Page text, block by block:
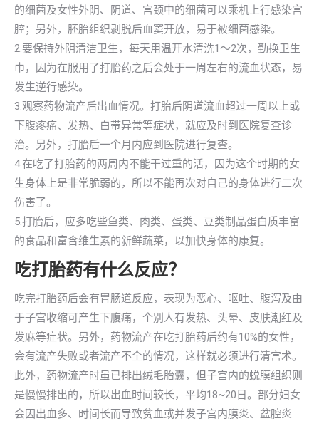
的细菌及女性外阴、阴道、宫颈中的细菌可以乘机上行感染宫
腔；另外，胚胎组织剥脱后血窦开放，易于被细菌感染。
2.要保持外阴清洁卫生，每天用温开水清洗1～2次，勤换卫生
巾，因为在服用了打胎药之后会处于一周左右的流血状态，易
发生逆行感染。
3.观察药物流产后出血情况。打胎后阴道流血超过一周以上或
下腹疼痛、发热、白带异常等症状，就应及时到医院复查诊
治。另外，打胎后一个月内应到医院进行复查。
4.在吃了打胎药的两周内不能干过重的活，因为这个时期的女
生身体上是非常脆弱的，所以不能再次对自己的身体进行二次
伤害了。
5.打胎后，应多吃些鱼类、肉类、蛋类、豆类制品蛋白质丰富
的食品和富含维生素的新鲜蔬菜，以加快身体的康复。
吃打胎药有什么反应？
吃完打胎药后会有胃肠道反应，表现为恶心、呕吐、腹泻及由
于子宫收缩可产生下腹痛，个别人有发热、头晕、皮肤潮红及
发麻等症状。另外，药物流产在吃打胎药后约有10%的女性，
会有流产失败或者流产不全的情况，这样就必须进行清宫术。
此外，药物流产时虽已排出绒毛胎囊，但子宫内的蜕膜组织则
是慢慢排出的，所以出血时间较长，平均18~20日。部分妇女
会因出血多、时间长而导致贫血或并发子宫内膜炎、盆腔炎